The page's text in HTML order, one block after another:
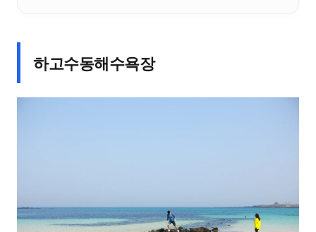
하고수동해수욕장